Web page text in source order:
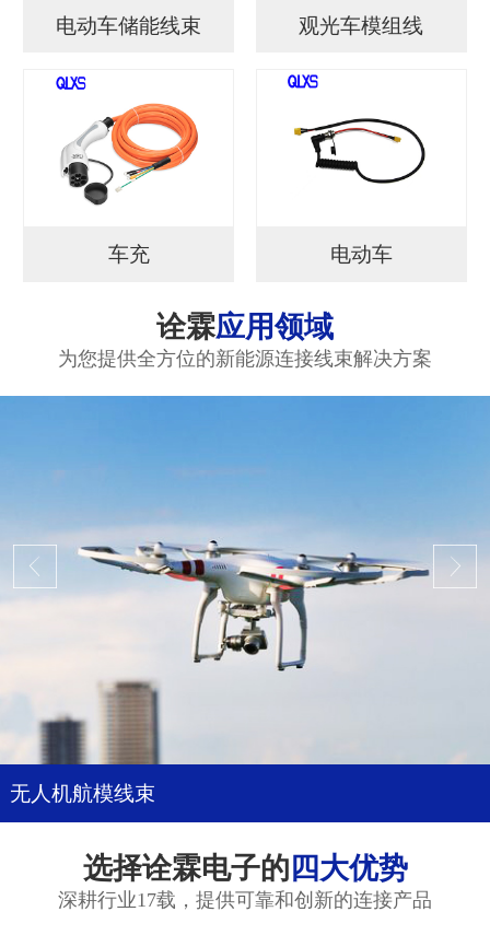
电动车储能线束 观光车模组线
车充 电动车
诠霖应用领域
为您提供全方位的新能源连接线束解决方案
无人机航模线束
选择诠霖电子的 四大优势
深耕行业17载，提供可靠和创新的连接产品